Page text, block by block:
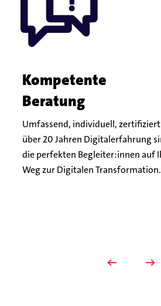
Kompetente
Beratung
Umfassend, individuell,
über 20 Jahren Digitalerfahrung
die perfekten Begleiter:innen auf
Weg zur Digitalen Transformation.